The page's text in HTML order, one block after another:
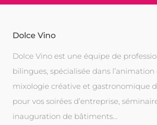
Dolce Vino
Dolce Vino est une équipe de
bilingues, spécialisée dans
mixologie créative et gastronomique
pour vos soirées d’entreprise,
inauguration de bâtiments…